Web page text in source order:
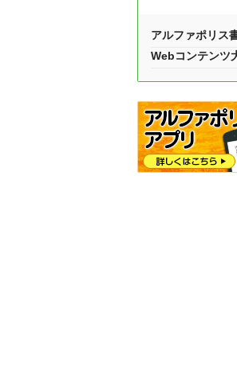
アルファポリス
Webコンテンツ